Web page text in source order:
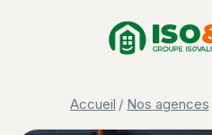
Accueil / Nos agences